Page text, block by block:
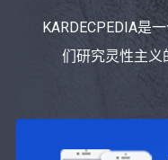
KARDECPEDIA是
们研究灵性主义